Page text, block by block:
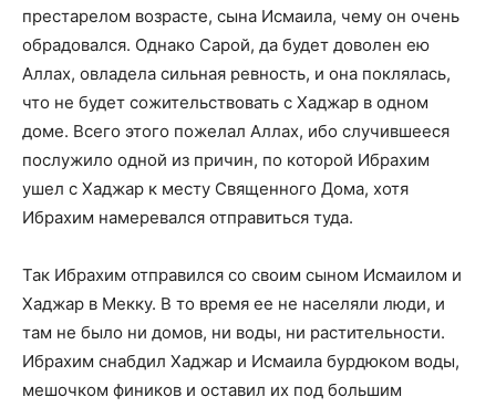
престарелом возрасте, сына Исмаила, чему он очень
обрадовался. Однако Сарой, да будет доволен ею
Аллах, овладела сильная ревность, и она поклялась,
что не будет сожительствовать с Хаджар в одном
доме. Всего этого пожелал Аллах, ибо случившееся
послужило одной из причин, по которой Ибрахим
ушел с Хаджар к месту Священного Дома, хотя
Ибрахим намеревался отправиться туда.
Так Ибрахим отправился со своим сыном Исмаилом и
Хаджар в Мекку. В то время ее не населяли люди, и
там не было ни домов, ни воды, ни растительности.
Ибрахим снабдил Хаджар и Исмаила бурдюком воды,
мешочком фиников и оставил их под большим